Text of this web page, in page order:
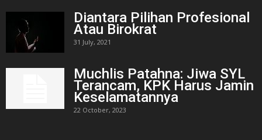
Diantara Pilihan Profesional
Atau Birokrat
31 July, 2021
Muchlis Patahna: Jiwa SYL
Terancam, KPK Harus Jamin
Keselamatannya
22 October, 2023